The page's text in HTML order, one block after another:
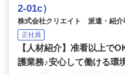
2-01c）
株式会社クリエイト 派遣・紹介
正社員
【人材紹介】准看以上で
護業務♪安心して働ける環